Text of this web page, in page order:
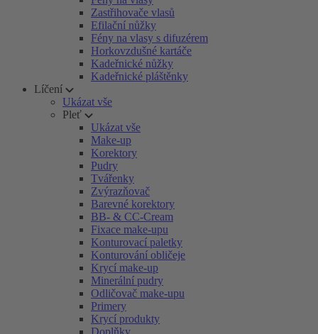
Zastřihovače vlasů
Efilační nůžky
Fény na vlasy s difuzérem
Horkovzdušné kartáče
Kadeřnické nůžky
Kadeřnické pláštěnky
Líčení
Ukázat vše
Pleť
Ukázat vše
Make-up
Korektory
Pudry
Tvářenky
Zvýrazňovač
Barevné korektory
BB- & CC-Cream
Fixace make-upu
Konturovací paletky
Konturování obličeje
Krycí make-up
Minerální pudry
Odličovač make-upu
Primery
Krycí produkty
Doplňky